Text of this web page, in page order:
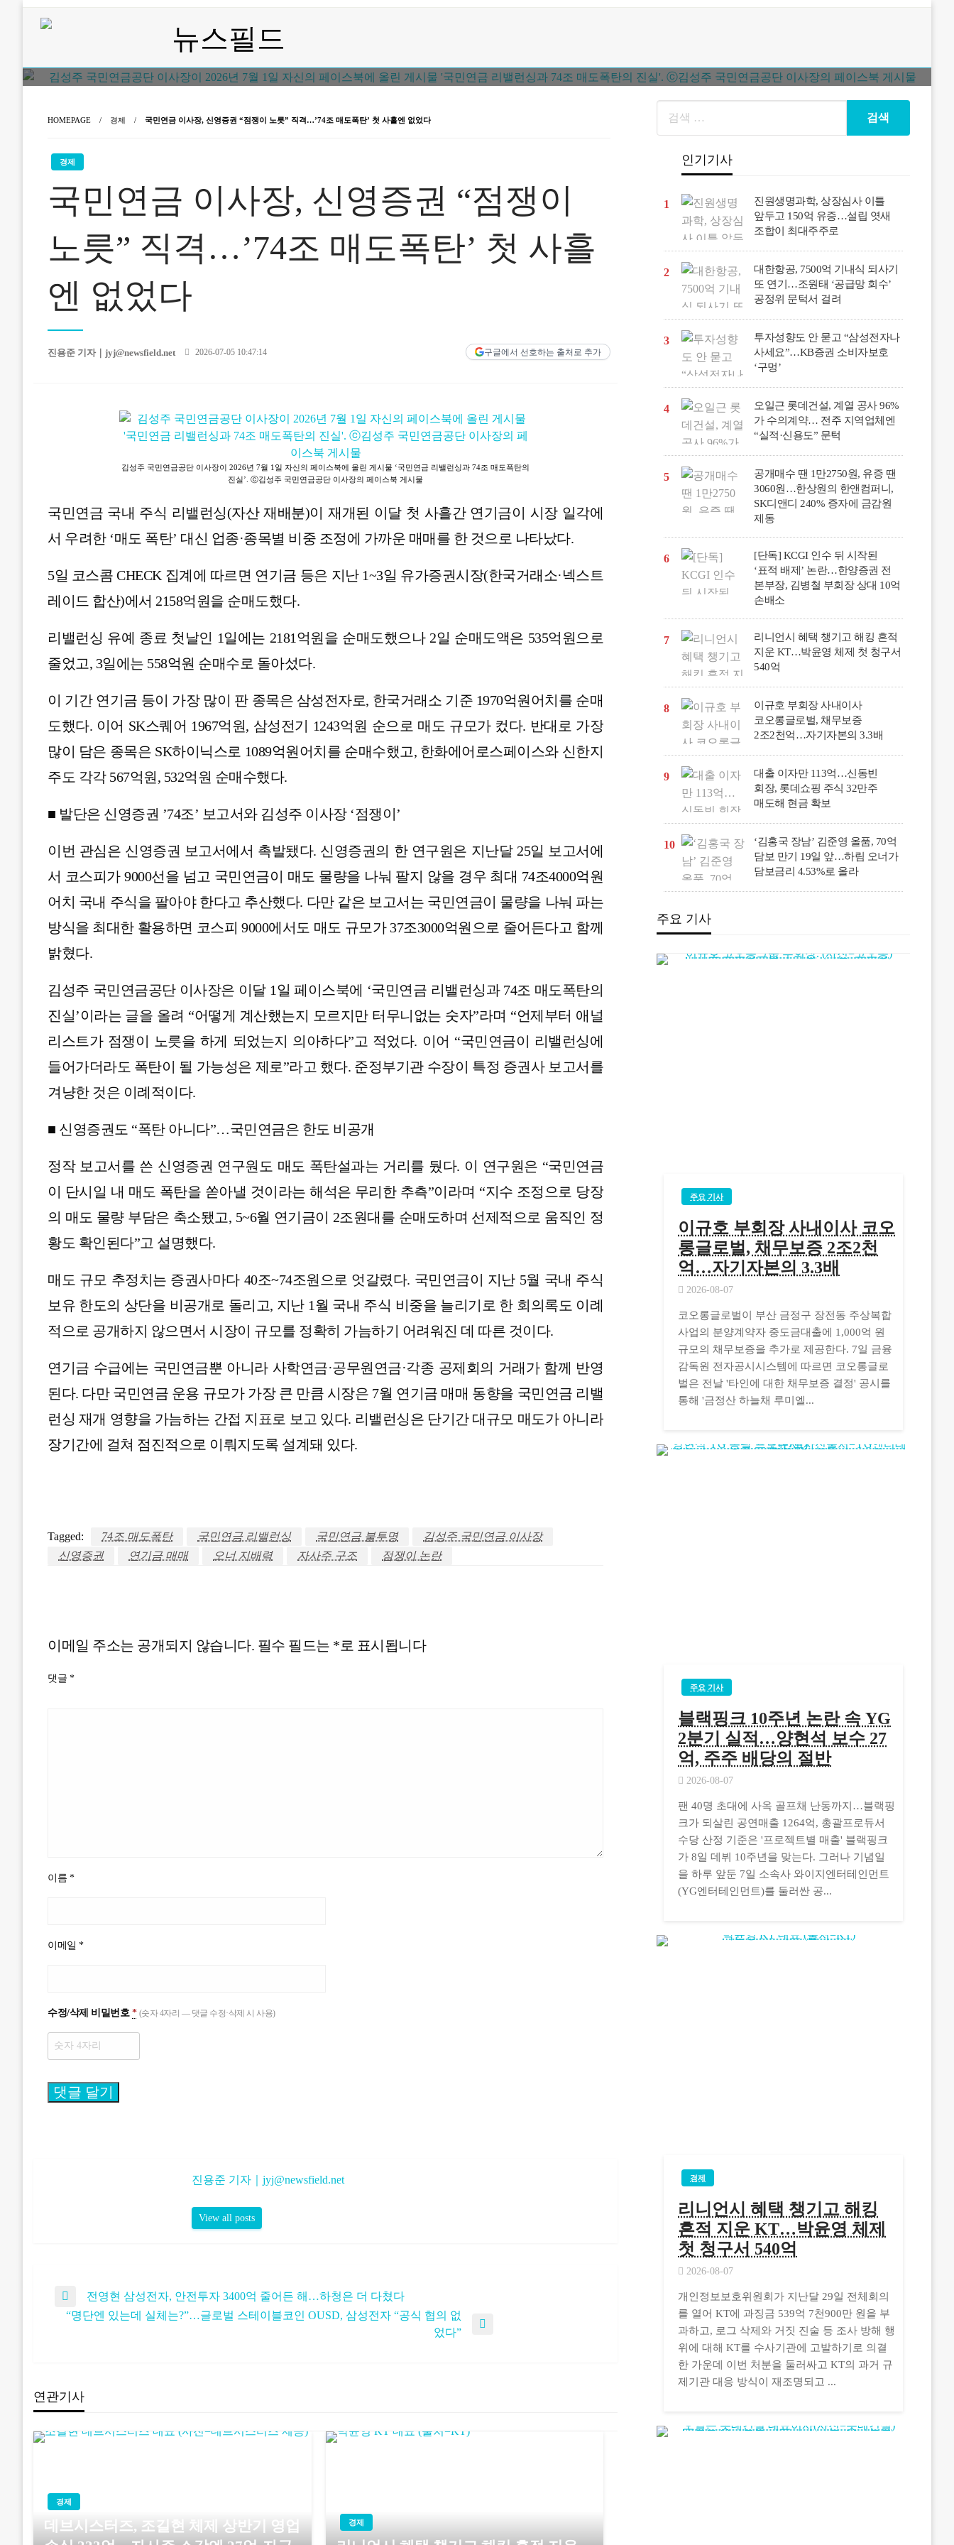
뉴스필드
노동·인권 전문지
HOMEPAGE 경제 국민연금 이사장, 신영증권 “점쟁이 노릇” 직격…’74조 매도폭탄’ 첫 사흘엔 없었다
경제
국민연금 이사장, 신영증권 “점쟁이
노릇” 직격…’74조 매도폭탄’ 첫 사흘
엔 없었다
구글에서 선호하는 출처로 추가
진용준 기자｜ jyj@newsfield.net
Posted
2026-07-05 10:47:14
김성주 국민연금공단 이사장이 2026년 7월 1일 자신의 페이스북에 올린 게시물 ‘국민연금 리밸런싱과 74조 매도폭탄의
진실’. ⓒ김성주 국민연금공단 이사장의 페이스북 게시물
국민연금 국내 주식 리밸런싱(자산 재배분)이 재개된 이달 첫 사흘간 연기금이 시장 일각에
서 우려한 ‘매도 폭탄’ 대신 업종·종목별 비중 조정에 가까운 매매를 한 것으로 나타났다.
5일 코스콤 CHECK 집계에 따르면 연기금 등은 지난 1~3일 유가증권시장(한국거래소·넥스트
레이드 합산)에서 2158억원을 순매도했다.
리밸런싱 유예 종료 첫날인 1일에는 2181억원을 순매도했으나 2일 순매도액은 535억원으로
줄었고, 3일에는 558억원 순매수로 돌아섰다.
이 기간 연기금 등이 가장 많이 판 종목은 삼성전자로, 한국거래소 기준 1970억원어치를 순매
도했다. 이어 SK스퀘어 1967억원, 삼성전기 1243억원 순으로 매도 규모가 컸다. 반대로 가장
많이 담은 종목은 SK하이닉스로 1089억원어치를 순매수했고, 한화에어로스페이스와 신한지
주도 각각 567억원, 532억원 순매수했다.
■ 발단은 신영증권 ’74조’ 보고서와 김성주 이사장 ‘점쟁이’
이번 관심은 신영증권 보고서에서 촉발됐다. 신영증권의 한 연구원은 지난달 25일 보고서에
서 코스피가 9000선을 넘고 국민연금이 매도 물량을 나눠 팔지 않을 경우 최대 74조4000억원
어치 국내 주식을 팔아야 한다고 추산했다. 다만 같은 보고서는 국민연금이 물량을 나눠 파는
방식을 최대한 활용하면 코스피 9000에서도 매도 규모가 37조3000억원으로 줄어든다고 함께
밝혔다.
김성주 국민연금공단 이사장은 이달 1일 페이스북에 ‘국민연금 리밸런싱과 74조 매도폭탄의
진실’이라는 글을 올려 “어떻게 계산했는지 모르지만 터무니없는 숫자”라며 “언제부터 애널
리스트가 점쟁이 노릇을 하게 되었는지 의아하다”고 적었다. 이어 “국민연금이 리밸런싱에
들어가더라도 폭탄이 될 가능성은 제로”라고 했다. 준정부기관 수장이 특정 증권사 보고서를
겨냥한 것은 이례적이다.
■ 신영증권도 “폭탄 아니다”…국민연금은 한도 비공개
정작 보고서를 쓴 신영증권 연구원도 매도 폭탄설과는 거리를 뒀다. 이 연구원은 “국민연금
이 단시일 내 매도 폭탄을 쏟아낼 것이라는 해석은 무리한 추측”이라며 “지수 조정으로 당장
의 매도 물량 부담은 축소됐고, 5~6월 연기금이 2조원대를 순매도하며 선제적으로 움직인 정
황도 확인된다”고 설명했다.
매도 규모 추정치는 증권사마다 40조~74조원으로 엇갈렸다. 국민연금이 지난 5월 국내 주식
보유 한도의 상단을 비공개로 돌리고, 지난 1월 국내 주식 비중을 늘리기로 한 회의록도 이례
적으로 공개하지 않으면서 시장이 규모를 정확히 가늠하기 어려워진 데 따른 것이다.
연기금 수급에는 국민연금뿐 아니라 사학연금·공무원연금·각종 공제회의 거래가 함께 반영
된다. 다만 국민연금 운용 규모가 가장 큰 만큼 시장은 7월 연기금 매매 동향을 국민연금 리밸
런싱 재개 영향을 가늠하는 간접 지표로 보고 있다. 리밸런싱은 단기간 대규모 매도가 아니라
장기간에 걸쳐 점진적으로 이뤄지도록 설계돼 있다.
Tagged: 74조 매도폭탄 국민연금 리밸런싱 국민연금 불투명
김성주 국민연금 이사장
신영증권
연기금 매매 오너 지배력 자사주 구조 점쟁이 논란
이메일 주소는 공개되지 않습니다. 필수 필드는 *로 표시됩니다
댓글 *
이름 *
이메일 *
수정/삭제 비밀번호 * (숫자 4자리 — 댓글 수정·삭제 시 사용)
진용준 기자｜jyj@newsfield.net
View all posts
글
색
Previous
Post
전영현 삼성전자, 안전투자 3400억 줄어든 해…하청은 더 다쳤다
“명단엔 있는데 실체는?”…글로벌 스테이블코인 OUSD, 삼성전자 “공식 협의 없
었다”
연관기사
경제
데브시스터즈, 조길현 체제 상반기 영업
경제
인기기사
1
진원생명과학, 상장심사 이틀
앞두고 150억 유증…설립 엿새
조합이 최대주주로
2
대한항공, 7500억 기내식 되사기
또 연기…조원태 ‘공급망 회수’
공정위 문턱서 걸려
3
투자성향도 안 묻고 “삼성전자나
사세요”…KB증권 소비자보호
‘구멍’
4
오일근 롯데건설, 계열 공사 96%
가 수의계약… 전주 지역업체엔
“실적·신용도” 문턱
5
공개매수 땐 1만2750원, 유증 땐
3060원…한상원의 한앤컴퍼니,
SK디앤디 240% 증자에 금감원
제동
6
[단독] KCGI 인수 뒤 시작된
‘표적 배제’ 논란…한양증권 전
본부장, 김병철 부회장 상대 10억
손배소
7
리니언시 혜택 챙기고 해킹 흔적
지운 KT…박윤영 체제 첫 청구서
540억
8
이규호 부회장 사내이사
코오롱글로벌, 채무보증
2조2천억…자기자본의 3.3배
9
대출 이자만 113억…신동빈
회장, 롯데쇼핑 주식 32만주
매도해 현금 확보
10
‘김홍국 장남’ 김준영 올품, 70억
담보 만기 19일 앞…하림 오너가
담보금리 4.53%로 올라
주요 기사
주요 기사
이규호 부회장 사내이사 코오
롱글로벌, 채무보증 2조2천
억…자기자본의 3.3배
2026-08-07
코오롱글로벌이 부산 금정구 장전동 주상복합
사업의 분양계약자 중도금대출에 1,000억 원
규모의 채무보증을 추가로 제공한다. 7일 금융
감독원 전자공시시스템에 따르면 코오롱글로
벌은 전날 '타인에 대한 채무보증 결정' 공시를
통해 '금정산 하늘채 루미엘...
주요 기사
블랙핑크 10주년 논란 속 YG
2분기 실적…양현석 보수 27
억, 주주 배당의 절반
2026-08-07
팬 40명 초대에 사옥 골프채 난동까지…블랙핑
크가 되살린 공연매출 1264억, 총괄프로듀서
수당 산정 기준은 '프로젝트별 매출' 블랙핑크
가 8일 데뷔 10주년을 맞는다. 그러나 기념일
을 하루 앞둔 7일 소속사 와이지엔터테인먼트
(YG엔터테인먼트)를 둘러싼 공...
경제
리니언시 혜택 챙기고 해킹
흔적 지운 KT…박윤영 체제
첫 청구서 540억
2026-08-07
개인정보보호위원회가 지난달 29일 전체회의
를 열어 KT에 과징금 539억 7천900만 원을 부
과하고, 로그 삭제와 거짓 진술 등 조사 방해 행
위에 대해 KT를 수사기관에 고발하기로 의결
한 가운데 이번 처분을 둘러싸고 KT의 과거 규
제기관 대응 방식이 재조명되고 ...